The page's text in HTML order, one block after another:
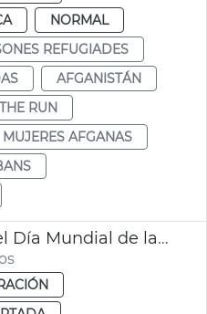
NORMAL
REFUGIADES
AFGANISTÁN
RUN
MUJERES AFGANAS
Conmemoración del Día Mundial de las Personas Refugiadas